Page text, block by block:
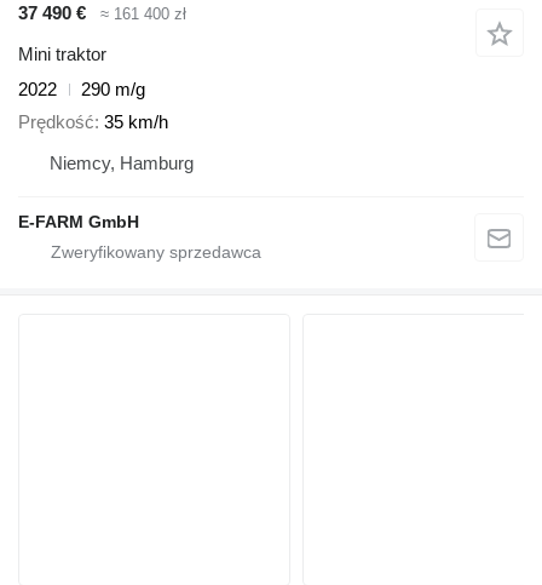
37 490 €
≈ 161 400 zł
Mini traktor
2022
290 m/g
Prędkość 35 km/h
Niemcy, Hamburg
E-FARM GmbH